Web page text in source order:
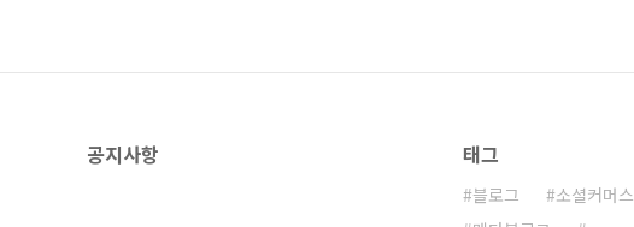
공지사항 태그
블로그 소셜커머스